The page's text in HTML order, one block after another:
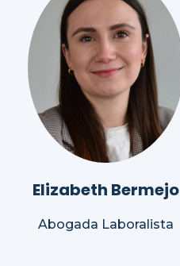
Elizabeth Bermejo
Abogada Laboralista